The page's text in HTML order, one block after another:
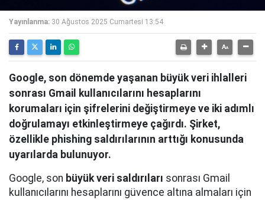
Yayınlanma: 30 Ağustos 2025 Cumartesi 13:54
Google, son dönemde yaşanan büyük veri ihlalleri
sonrası Gmail kullanıcılarını hesaplarını
korumaları için şifrelerini değiştirmeye ve iki adımlı
doğrulamayı etkinleştirmeye çağırdı. Şirket,
özellikle phishing saldırılarının arttığı konusunda
uyarılarda bulunuyor.
Google, son büyük veri saldırıları sonrası Gmail
kullanıcılarını hesaplarını güvence altına almaları için